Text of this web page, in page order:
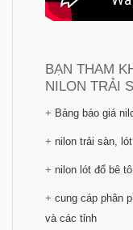
BẠN THAM
NILON TRẢI
+ Bảng báo giá
+ nilon trải sàn,
+ nilon lót đổ bê
+ cung cáp phân
và các tỉnh